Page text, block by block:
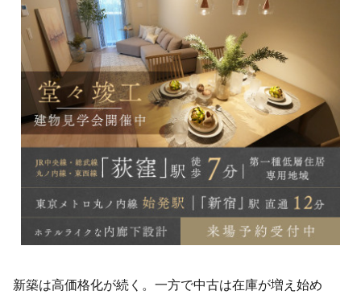
新築は高価格化が続く。一方で中古は在庫が増え始め